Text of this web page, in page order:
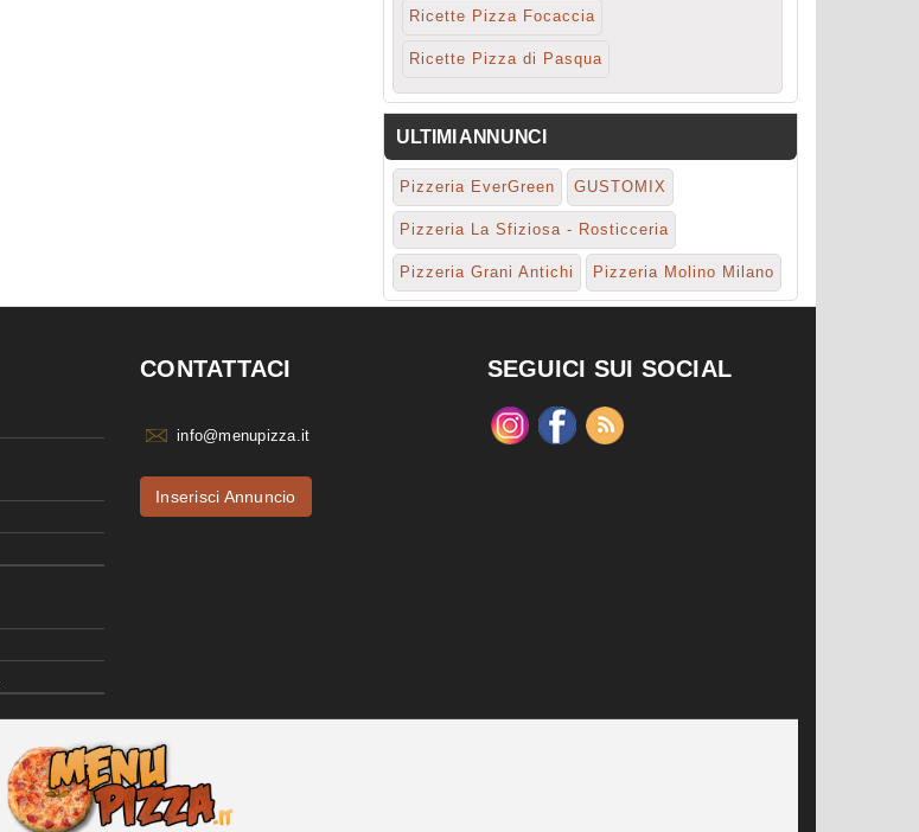
Ricette Pizza Focaccia
Ricette Pizza di Pasqua
ULTIMI ANNUNCI
Pizzeria EverGreen GUSTOMIX
Pizzeria La Sfiziosa - Rosticceria
Pizzeria Grani Antichi Pizzeria Molino Milano
CONTATTACI
info@menupizza.it
Inserisci Annuncio
SEGUICI SUI SOCIAL